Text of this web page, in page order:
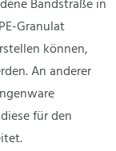
Bandstraße in
Granulat
können,
An anderer
für den